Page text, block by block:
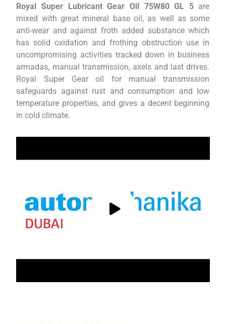
Royal Super Lubricant Gear Oil 75W80 GL 5are
mixed with great mineral base oil, as well as some
anti-wear and against froth added substance which
has solid oxidation and frothing obstruction use in
uncompromising activities tracked down in business
armadas, manual transmission, axels and last drives.
Royal Super Gear oil for manual transmission
safeguards against rust and consumption and low
temperature properties, and gives a decent beginning
in cold climate.